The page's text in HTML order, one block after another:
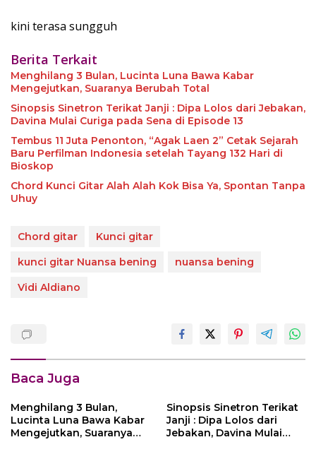
kini terasa sungguh
Berita Terkait
Menghilang 3 Bulan, Lucinta Luna Bawa Kabar
Mengejutkan, Suaranya Berubah Total
Sinopsis Sinetron Terikat Janji : Dipa Lolos dari Jebakan,
Davina Mulai Curiga pada Sena di Episode 13
Tembus 11 Juta Penonton, “Agak Laen 2” Cetak Sejarah
Baru Perfilman Indonesia setelah Tayang 132 Hari di
Bioskop
Chord Kunci Gitar Alah Alah Kok Bisa Ya, Spontan Tanpa
Uhuy
Chord gitar
Kunci gitar
kunci gitar Nuansa bening
nuansa bening
Vidi Aldiano
Baca Juga
Menghilang 3 Bulan,
Lucinta Luna Bawa Kabar
Mengejutkan, Suaranya
Sinopsis Sinetron Terikat
Janji : Dipa Lolos dari
Jebakan, Davina Mulai